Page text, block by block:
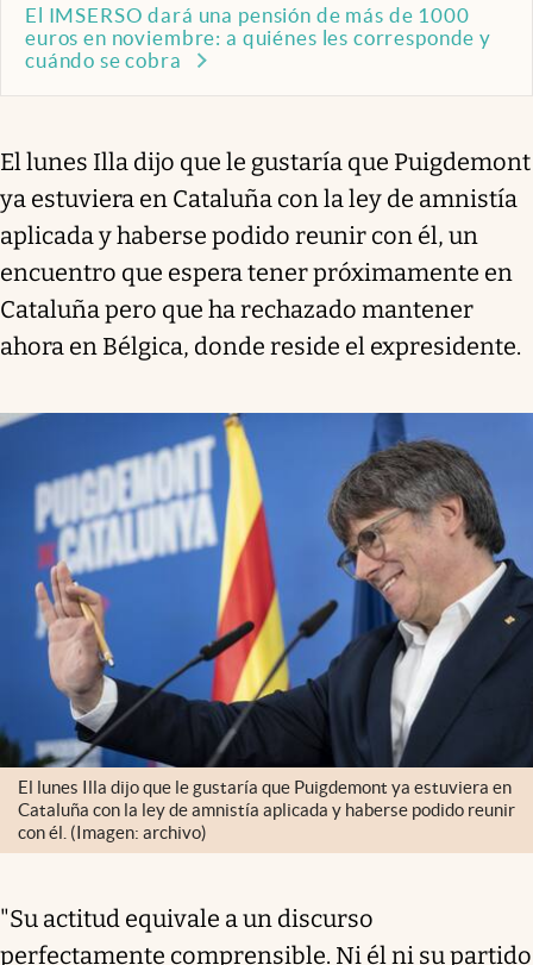
El IMSERSO dará una pensión de más de 1000
euros en noviembre: a quiénes les corresponde y
cuándo se cobra
El lunes Illa dijo que le gustaría que Puigdemont
ya estuviera en Cataluña con la ley de amnistía
aplicada y haberse podido reunir con él, un
encuentro que espera tener próximamente en
Cataluña pero que ha rechazado mantener
ahora en Bélgica, donde reside el expresidente.
El lunes Illa dijo que le gustaría que Puigdemont ya estuviera en
Cataluña con la ley de amnistía aplicada y haberse podido reunir
con él. (Imagen: archivo)
"Su actitud equivale a un discurso
perfectamente comprensible. Ni él ni su partido